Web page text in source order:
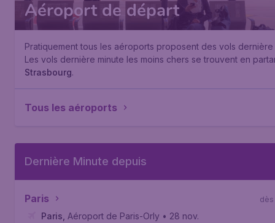
Aéroport de départ
Pratiquement tous les aéroports proposent des vols dernière
Les vols dernière minute les moins chers se trouvent en
Strasbourg.
Tous les aéroports
Dernière Minute depuis
Paris dès
Paris Aéroport de Paris-Orly • 28 nov.